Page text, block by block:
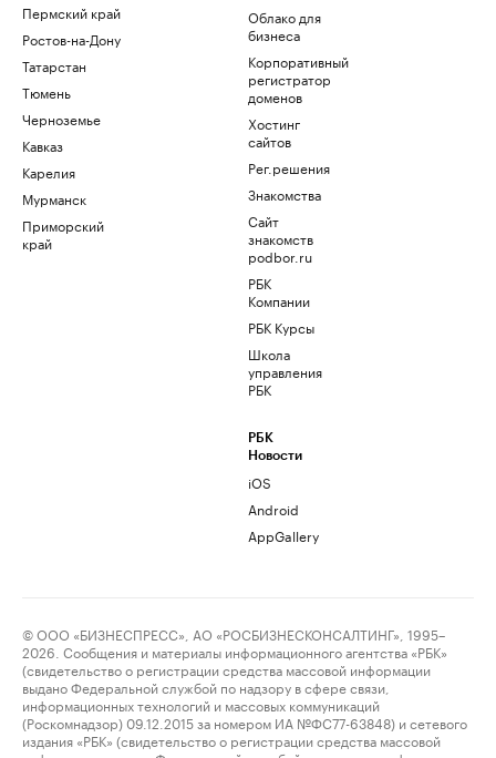
Пермский край
Ростов-на-Дону
Татарстан
Тюмень
Черноземье
Кавказ
Карелия
Мурманск
Приморский
край
Облако для
бизнеса
Корпоративный
регистратор
доменов
Хостинг
сайтов
Рег.решения
Знакомства
Сайт
знакомств
podbor.ru
РБК
Компании
РБК Курсы
Школа
управления
РБК
РБК
Новости
iOS
Android
AppGallery
© ООО «БИЗНЕСПРЕСС», АО «РОСБИЗНЕСКОНСАЛТИНГ», 1995–
2026. Сообщения и материалы информационного агентства «РБК»
(свидетельство о регистрации средства массовой информации
выдано Федеральной службой по надзору в сфере связи,
информационных технологий и массовых коммуникаций
(Роскомнадзор) 09.12.2015 за номером ИА №ФС77-63848) и сетевого
издания «РБК» (свидетельство о регистрации средства массовой